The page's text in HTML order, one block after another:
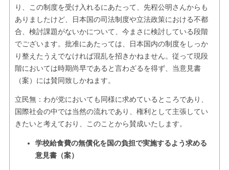
り、この制度を受け入れるにあたって、先程公明さんからも
ありましたけど、日本国の司法制度や立法政策における不都
合、検討課題がないかについて、今まさに検討している段階
でございます。批准にあたっては、日本国内の制度をしっか
り整えたうえでなければ混乱を招きかねません。従って現段
階においては時期尚早であると言わざるを得ず、当意見書
（案）には賛同致しかねます。
立民無：わが党においても同様に求めているところであり、
国際社会の中では当然の流れであり、権利として主張してい
きたいと考えており、このことから賛成いたします。
学校給食費の無償化を国の負担で実施するよう求める
意見書（案）